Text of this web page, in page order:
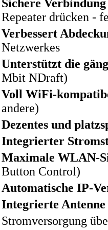
Sichere
Repeater drücken -
Verbessert
Netzwerkes
Unterstützt die
Mbit NDraft)
Voll WiFi-
andere)
Dezentes und
Integrierter
Maximale WLAN-
Button Control)
Automatische IP-
Integrierte Antenne
Stromversorgung